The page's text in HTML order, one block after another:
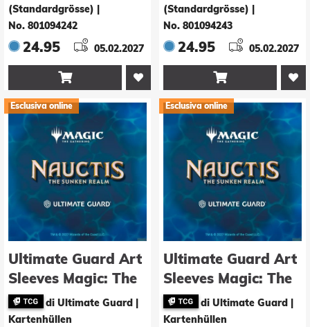
- Commander 2
(Standardgrösse)
No. 801094242
24.95 05.02.2027

- Commander 3
(Standardgrösse)
No. 801094243
24.95 05.02.2027

Esclusiva online
Ultimate Guard Art
Sleeves Magic: The
Gathering "Nauctis:
The Sunken Realm"
di Ultimate Guard |
Kartenhüllen
Esclusiva online
Ultimate Guard Art
Sleeves Magic: The
Gathering "Nauctis:
The Sunken Realm"
di Ultimate Guard |
Kartenhüllen